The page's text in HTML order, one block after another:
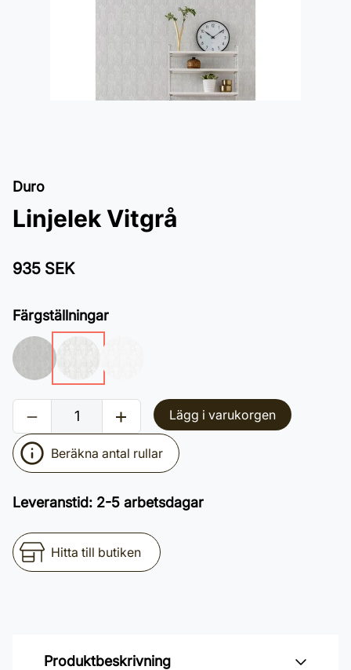
Duro
Linjelek Vitgrå
935 SEK
Färgställningar
Lägg i varukorgen
Beräkna antal rullar
Leveranstid: 2-5 arbetsdagar
Hitta till butiken
Produktbeskrivning